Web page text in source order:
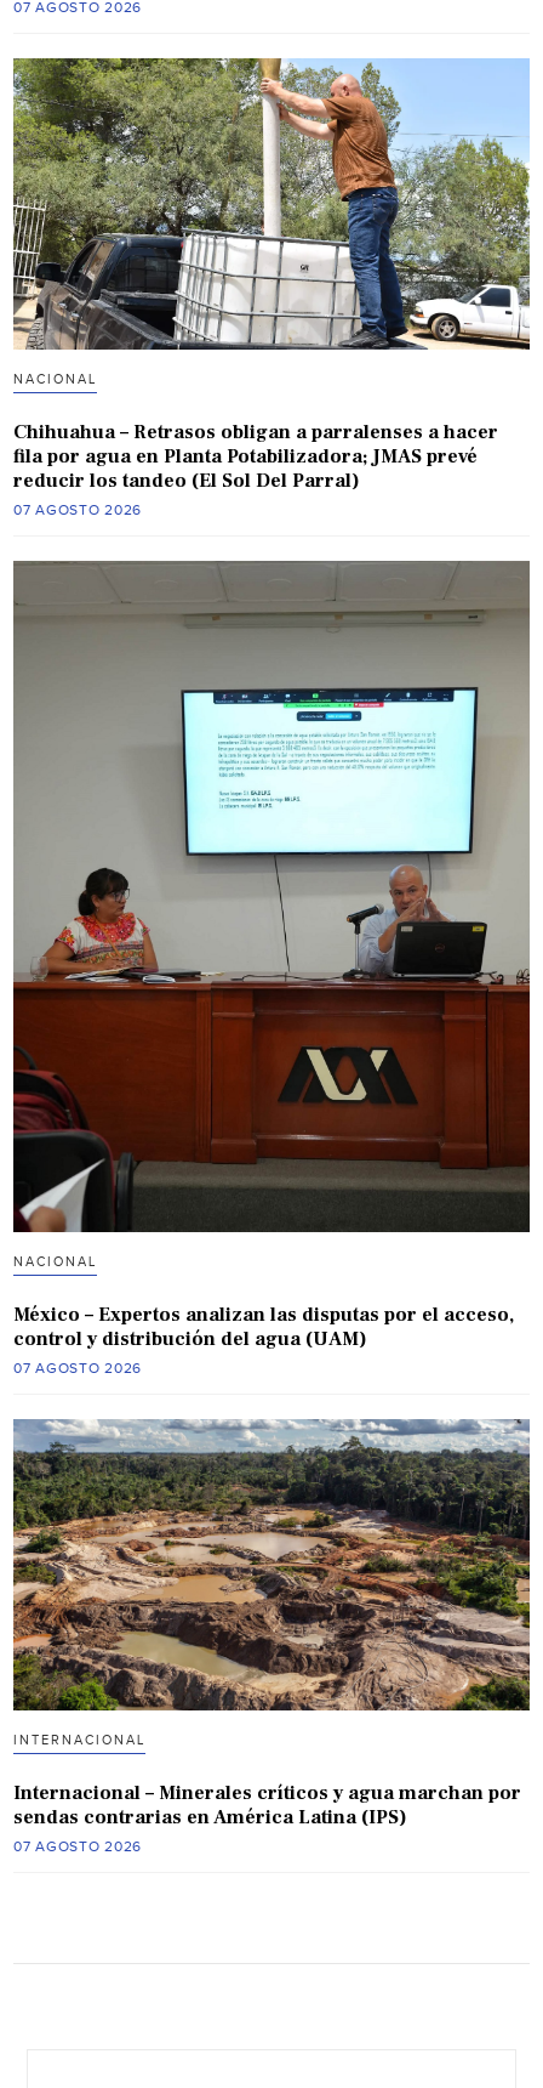
07 AGOSTO 2026
NACIONAL
Chihuahua – Retrasos obligan a parralenses a hacer
fila por agua en Planta Potabilizadora; JMAS prevé
reducir los tandeo (El Sol Del Parral)
07 AGOSTO 2026
NACIONAL
México – Expertos analizan las disputas por el acceso,
control y distribución del agua (UAM)
07 AGOSTO 2026
INTERNACIONAL
Internacional – Minerales críticos y agua marchan por
sendas contrarias en América Latina (IPS)
07 AGOSTO 2026